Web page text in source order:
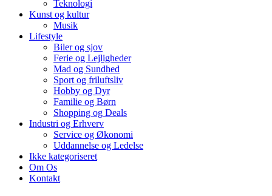
Teknologi
Kunst og kultur
Musik
Lifestyle
Biler og sjov
Ferie og Lejligheder
Mad og Sundhed
Sport og friluftsliv
Hobby og Dyr
Familie og Børn
Shopping og Deals
Industri og Erhverv
Service og Økonomi
Uddannelse og Ledelse
Ikke kategoriseret
Om Os
Kontakt